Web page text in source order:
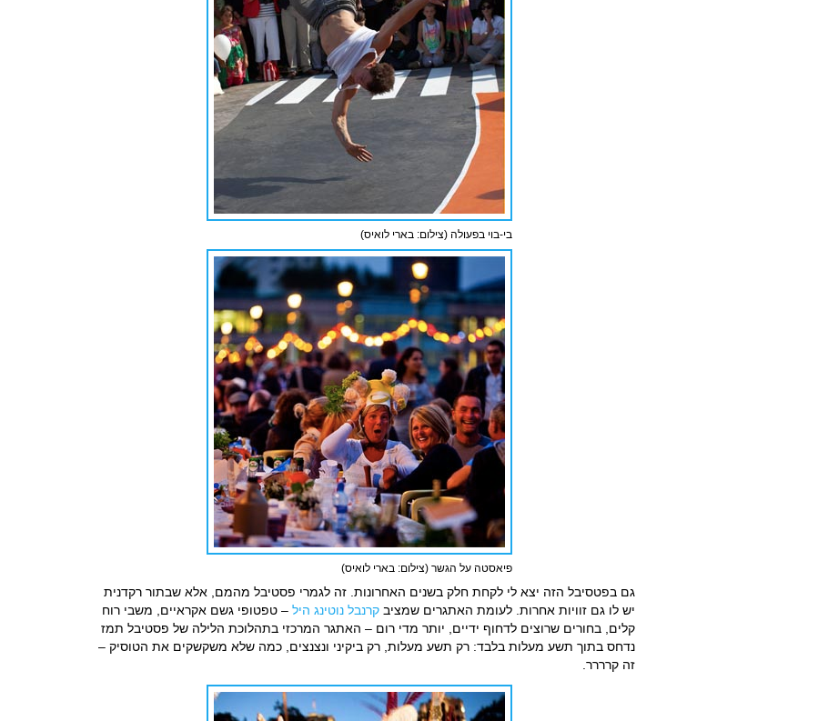
בי-בוי בפעולה (צילום: בארי לואיס)
פיאסטה על הגשר (צילום: בארי לואיס)
גם בפטסיבל הזה יצא לי לקחת חלק בשנים האחרונות. זה לגמרי פסטיבל מהמם, אלא שבתור רקדנית
יש לו גם זוויות אחרות. לעומת האתגרים שמציב קרנבל נוטינג היל – טפטופי גשם אקראיים, משבי רוח
קלים, בחורים שרוצים לדחוף ידיים, יותר מדי רום – האתגר המרכזי בתהלוכת הלילה של פסטיבל תמז
נדחס בתוך תשע מעלות בלבד: רק תשע מעלות, רק ביקיני ונצנצים, כמה שלא משקשקים את הטוסיק –
זה קרררר.